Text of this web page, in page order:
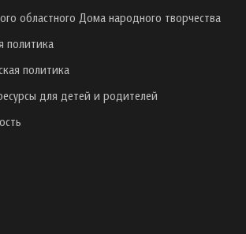
областного Дома народного творчества
политика
политика
для детей и родителей